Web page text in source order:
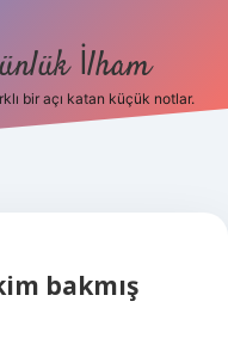
İlham
bir açı katan küçük notlar.
bakmış